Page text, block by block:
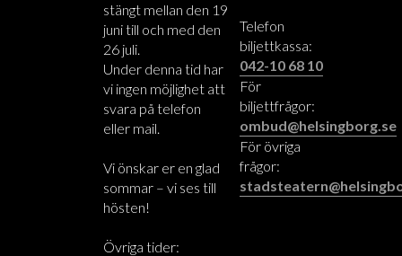
stängt mellan den 19
juni till och med den
26 juli.
Under denna tid har
vi ingen möjlighet att
svara på telefon
eller mail.
Vi önskar er en glad
sommar – vi ses till
hösten!
Övriga tider:
Telefon
biljettkassa:
042-10 68 10
För
biljettfrågor:
ombud@helsingborg.se
För övriga
frågor: